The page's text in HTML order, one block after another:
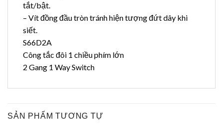
tắt/bật.
– Vít đồng đầu tròn tránh hiện tượng đứt dây khi
siết.
S66D2A
Công tắc đôi 1 chiều phím lớn
2 Gang 1 Way Switch
SẢN PHẨM TƯƠNG TỰ